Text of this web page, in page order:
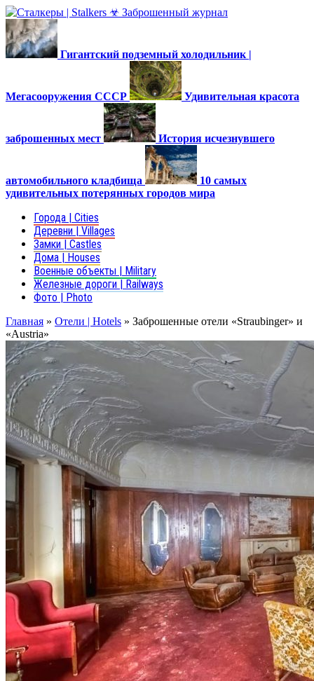
Гигантский подземный холодильник |
Мегасооружения СССР Удивительная красота
заброшенных мест История исчезнувшего
автомобильного кладбища
10 самых
удивительных потерянных городов мира
Города | Cities
Деревни | Villages
Замки | Castles
Дома | Houses
Военные объекты | Military
Железные дороги | Railways
Фото | Photo
Главная » Отели | Hotels » Заброшенные отели «Straubinger» и
«Austria»